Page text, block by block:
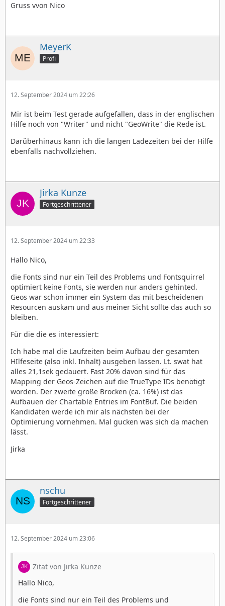
Gruss vvon Nico
MeyerK
Profi
12. September 2024 um 22:26
Mir ist beim Test gerade aufgefallen, dass in der englischen
Hilfe noch von "Writer" und nicht "GeoWrite" die Rede ist.
Darüberhinaus kann ich die langen Ladezeiten bei der Hilfe
ebenfalls nachvollziehen.
Jirka Kunze
Fortgeschrittener
12. September 2024 um 22:33
Hallo Nico,
die Fonts sind nur ein Teil des Problems und Fontsquirrel
optimiert keine Fonts, sie werden nur anders gehinted.
Geos war schon immer ein System das mit bescheidenen
Resourcen auskam und aus meiner Sicht sollte das auch so
bleiben.
Für die die es interessiert:
Ich habe mal die Laufzeiten beim Aufbau der gesamten
HIlfeseite (also inkl. Inhalt) ausgeben lassen. Lt. swat hat
alles 21,1sek gedauert. Fast 20% davon sind für das
Mapping der Geos-Zeichen auf die TrueType IDs benötigt
worden. Der zweite große Brocken (ca. 16%) ist das
Aufbauen der Chartable Entries im FontBuf. Die beiden
Kandidaten werde ich mir als nächsten bei der
Optimierung vornehmen. Mal gucken was sich da machen
lässt.
Jirka
nschu
Fortgeschrittener
12. September 2024 um 23:06
Zitat von Jirka Kunze
Hallo Nico,
die Fonts sind nur ein Teil des Problems und